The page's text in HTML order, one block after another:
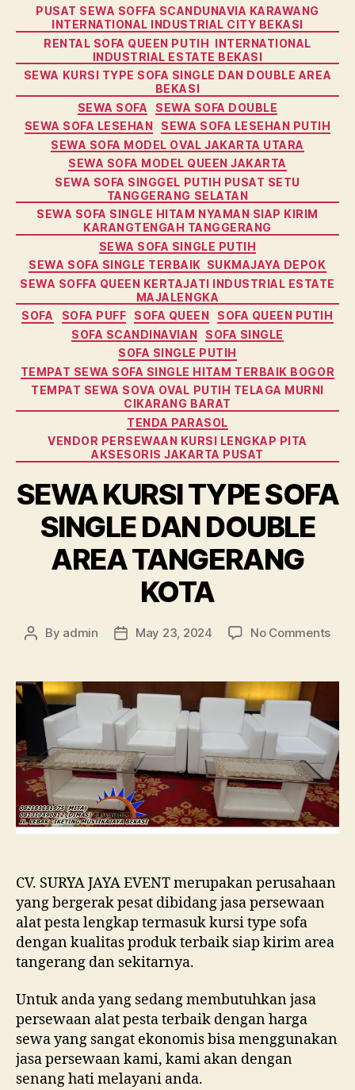
PUSAT SEWA SOFFA SCANDUNAVIA KARAWANG
INTERNATIONAL INDUSTRIAL CITY BEKASI
RENTAL SOFA QUEEN PUTIH INTERNATIONAL
INDUSTRIAL ESTATE BEKASI
SEWA KURSI TYPE SOFA SINGLE DAN DOUBLE AREA
BEKASI
SEWA SOFA
SEWA SOFA DOUBLE
SEWA SOFA LESEHAN
SEWA SOFA LESEHAN PUTIH
SEWA SOFA MODEL OVAL JAKARTA UTARA
SEWA SOFA MODEL QUEEN JAKARTA
SEWA SOFA SINGGEL PUTIH PUSAT SETU
TANGGERANG SELATAN
SEWA SOFA SINGLE HITAM NYAMAN SIAP KIRIM
KARANGTENGAH TANGGERANG
SEWA SOFA SINGLE PUTIH
SEWA SOFA SINGLE TERBAIK SUKMAJAYA DEPOK
SEWA SOFFA QUEEN KERTAJATI INDUSTRIAL ESTATE
MAJALENGKA
SOFA
SOFA PUFF SOFA QUEEN
SOFA QUEEN PUTIH
SOFA SCANDINAVIAN
SOFA SINGLE
SOFA SINGLE PUTIH
TEMPAT SEWA SOFA SINGLE HITAM TERBAIK BOGOR
TEMPAT SEWA SOVA OVAL PUTIH TELAGA MURNI
CIKARANG BARAT
TENDA PARASOL
VENDOR PERSEWAAN KURSI LENGKAP PITA
AKSESORIS JAKARTA PUSAT
SEWA KURSI TYPE SOFA
SINGLE DAN DOUBLE
AREA TANGERANG
KOTA
Post
By admin
PostMay 23, 2024 No Commentson
DAN
CV. SURYA JAYA EVENT merupakan perusahaan
yang bergerak pesat dibidang jasa persewaan
alat pesta lengkap termasuk kursi type sofa
dengan kualitas produk terbaik siap kirim area
tangerang dan sekitarnya.
Untuk anda yang sedang membutuhkan jasa
persewaan alat pesta terbaik dengan harga
sewa yang sangat ekonomis bisa menggunakan
jasa persewaan kami, kami akan dengan
senang hati melayani anda.